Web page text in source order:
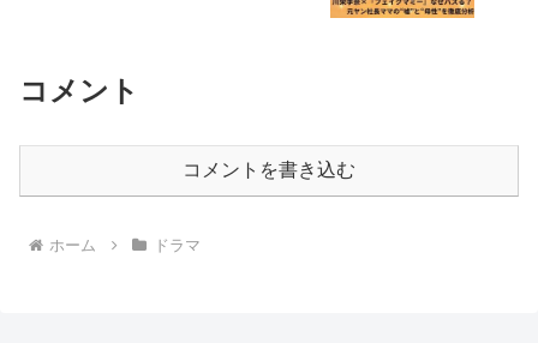
コメント
コメントを書き込む
ホーム ドラマ